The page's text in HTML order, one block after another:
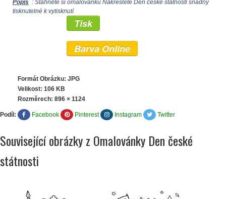
Popis : Stáhněte si omalovánku Nakreslete Den české státnosti snadný
tisknutelné k vytisknutí
Tisk
Barva Online
Formát Obrázku: JPG
Velikost: 106 KB
Rozměrech: 896 × 1124
Podíl: Facebook Pinterest Instagram Twitter
Související obrázky z Omalovánky Den české
státnosti